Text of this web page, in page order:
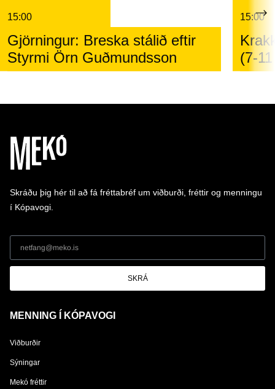
15:00
Gjörningur: Breska stálið eftir
Styrmi Örn Guðmundsson
15:00
(7-
Skráðu þig hér til að fá fréttabréf um viðburði, fréttir og menningu
í Kópavogi.
SKRÁ
MENNING Í KÓPAVOGI
Viðburðir
Sýningar
Mekó fréttir